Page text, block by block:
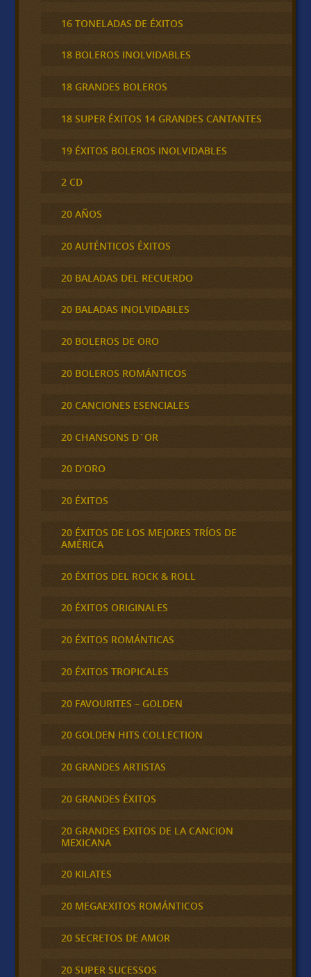
16 TONELADAS DE ÉXITOS
18 BOLEROS INOLVIDABLES
18 GRANDES BOLEROS
18 SUPER ÉXITOS 14 GRANDES CANTANTES
19 ÉXITOS BOLEROS INOLVIDABLES
2 CD
20 AÑOS
20 AUTÉNTICOS ÉXITOS
20 BALADAS DEL RECUERDO
20 BALADAS INOLVIDABLES
20 BOLEROS DE ORO
20 BOLEROS ROMÁNTICOS
20 CANCIONES ESENCIALES
20 CHANSONS D´OR
20 D'ORO
20 ÉXITOS
20 ÉXITOS DE LOS MEJORES TRÍOS DE
AMÉRICA
20 ÉXITOS DEL ROCK & ROLL
20 ÉXITOS ORIGINALES
20 ÉXITOS ROMÁNTICAS
20 ÉXITOS TROPICALES
20 FAVOURITES – GOLDEN
20 GOLDEN HITS COLLECTION
20 GRANDES ARTISTAS
20 GRANDES ÉXITOS
20 GRANDES EXITOS DE LA CANCION
MEXICANA
20 KILATES
20 MEGAEXITOS ROMÁNTICOS
20 SECRETOS DE AMOR
20 SUPER SUCESSOS